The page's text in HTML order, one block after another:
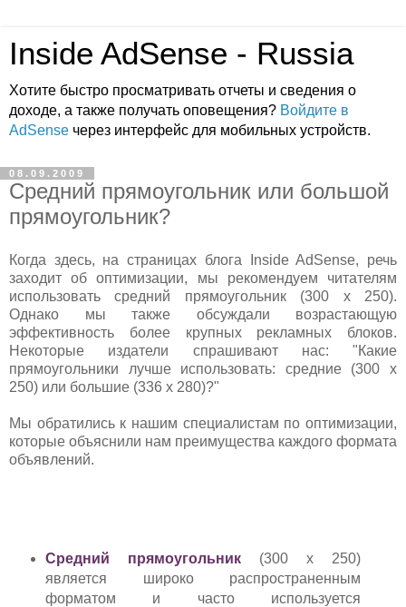
Inside AdSense - Russia
Хотите быстро просматривать отчеты и сведения о
доходе, а также получать оповещения? Войдите в
AdSense через интерфейс для мобильных устройств.
08.09.2009
Средний прямоугольник или большой
прямоугольник?
Когда здесь, на страницах блога Inside AdSense, речь
заходит об оптимизации, мы рекомендуем читателям
использовать средний прямоугольник (300 х 250).
Однако мы также обсуждали возрастающую
эффективность более крупных рекламных блоков.
Некоторые издатели спрашивают нас: "Какие
прямоугольники лучше использовать: средние (300 х
250) или большие (336 х 280)?"
Мы обратились к нашим специалистам по оптимизации,
которые объяснили нам преимущества каждого формата
объявлений.
Средний прямоугольник(300 x 250)
является широко распространенным
форматом и часто используется